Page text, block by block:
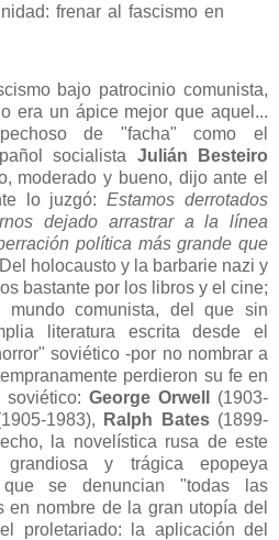
frenar al fascismo en
bajo patrocinio comunista,
era un ápice mejor que aquel...
de "facha" como el
socialista Julián Besteiro
moderado y bueno, dijo ante el
lo juzgó:Estamos derrotados
dejado arrastrar a la línea
política más grande que
holocausto y la barbarie nazi y
bastante por los libros y el cine;
comunista, del que sin
literatura escrita desde el
soviético -por no nombrar a
perdieron su fe en
George Orwell (1903-
1983), Ralph Bates (1899-
la novelística rusa de este
y trágica epopeya
se denuncian "todas las
en nombre de la gran utopía del
proletariado: la aplicación del